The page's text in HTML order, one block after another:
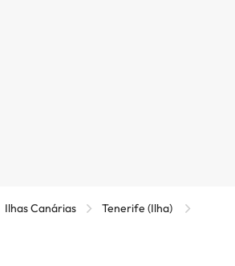
Ilhas Canárias
Tenerife (Ilha)